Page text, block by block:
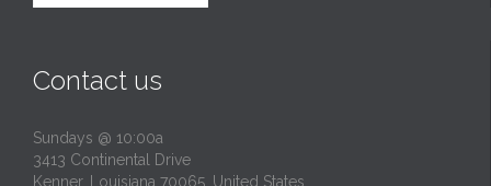
Contact us
Sundays @ 10:00a
3413 Continental Drive
Kenner, Louisiana 70065, United States